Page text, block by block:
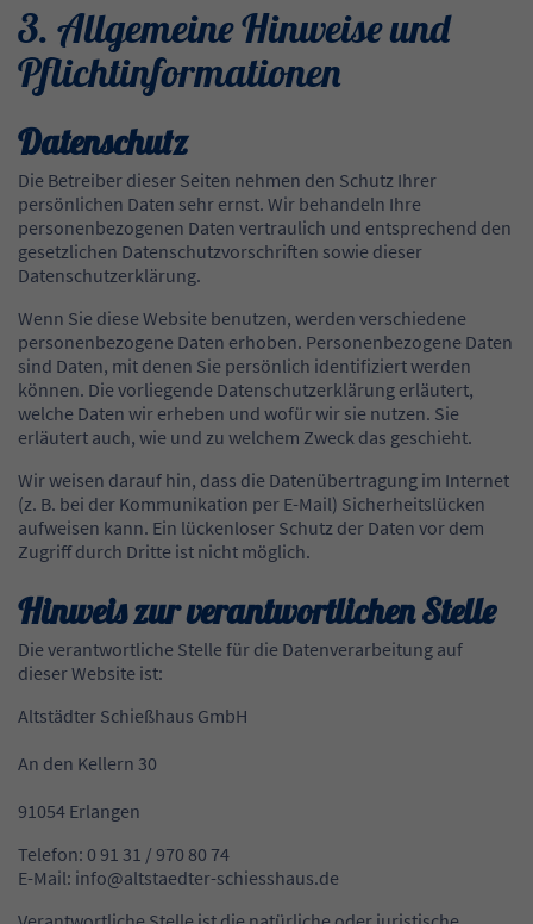
3. Allgemeine Hinweise und
Pflicht­informationen
Datenschutz
Die Betreiber dieser Seiten nehmen den Schutz Ihrer
persönlichen Daten sehr ernst. Wir behandeln Ihre
personenbezogenen Daten vertraulich und entsprechend den
gesetzlichen Datenschutzvorschriften sowie dieser
Datenschutzerklärung.
Wenn Sie diese Website benutzen, werden verschiedene
personenbezogene Daten erhoben. Personenbezogene Daten
sind Daten, mit denen Sie persönlich identifiziert werden
können. Die vorliegende Datenschutzerklärung erläutert,
welche Daten wir erheben und wofür wir sie nutzen. Sie
erläutert auch, wie und zu welchem Zweck das geschieht.
Wir weisen darauf hin, dass die Datenübertragung im Internet
(z. B. bei der Kommunikation per E-Mail) Sicherheitslücken
aufweisen kann. Ein lückenloser Schutz der Daten vor dem
Zugriff durch Dritte ist nicht möglich.
Hinweis zur verantwortlichen Stelle
Die verantwortliche Stelle für die Datenverarbeitung auf
dieser Website ist:
Altstädter Schießhaus GmbH
An den Kellern 30
91054 Erlangen
Telefon: 0 91 31 / 970 80 74
E-Mail: info@altstaedter-schiesshaus.de